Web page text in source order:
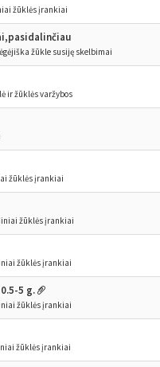
žūklės įrankiai
žūkle susiję skelbimai
ir žūklės varžybos
žūklės įrankiai
žūklės įrankiai
žūklės įrankiai
0.5-5 g.
žūklės įrankiai
žūklės įrankiai